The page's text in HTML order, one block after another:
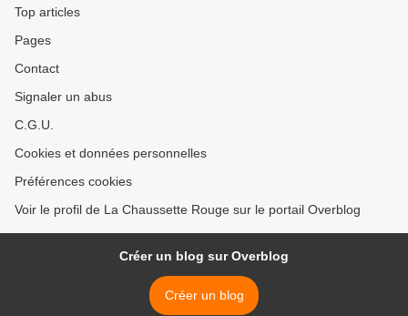
Top articles
Pages
Contact
Signaler un abus
C.G.U.
Cookies et données personnelles
Préférences cookies
Voir le profil de La Chaussette Rouge sur le portail Overblog
Créer un blog sur Overblog
Créer un blog